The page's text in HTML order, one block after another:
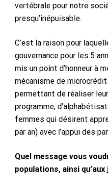
vertébrale pour notre
presqu’inépuisable.
C’est la raison pour
gouvernance pour les 5
mis un point d’honneur à
mécanisme de
permettant de réaliser
programme,
femmes qui désirent
par an) avec l’appui des
Quel message vous
populations, ainsi qu’aux